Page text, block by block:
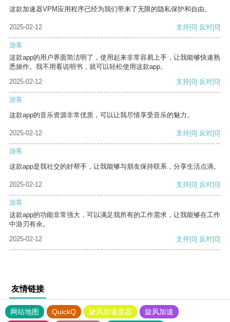
这款加速器VPM应用程序已经为我们带来了无限的隐私保护和自由。
2025-02-12 支持[0] 反对[0]
游客
这款app的用户界面简洁明了，使用起来非常容易上手，让我能够快速熟
悉操作。我不用看说明书，就可以轻松使用这款app。
2025-02-12
支持[0] 反对[0]
游客
这款app的音乐资源非常优质，可以让我尽情享受音乐的魅力。
2025-02-12 支持[0] 反对[0]
游客
这款app是我社交的好帮手，让我能够与朋友保持联系，分享生活点滴。
2025-02-12 支持[0] 反对[0]
游客
这款app的功能非常强大，可以满足我所有的工作需求，让我能够在工作
中游刃有余。
2025-02-12
支持[0] 反对[0]
友情链接
网站地图 QuickQ 旋风加速度器 旋风加速